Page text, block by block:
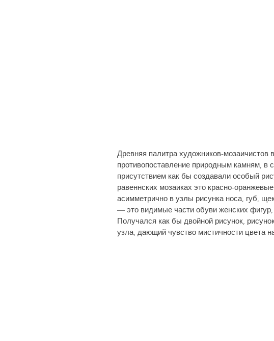
Древняя палитра художников-мозаичистов
противопоставление природным камням, в
присутствием как бы создавали особый
равеннских мозаиках это крас­но-
асимметрично в узлы рисунка носа, губ,
— это видимые час­ти обуви женских
Получался как бы двойной рисунок,
узла, дающий чувство мистичности цвета